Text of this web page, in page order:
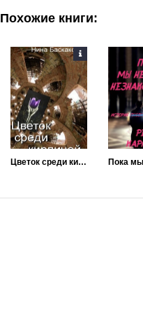
Похожие книги:
Цветок среди кирпичей